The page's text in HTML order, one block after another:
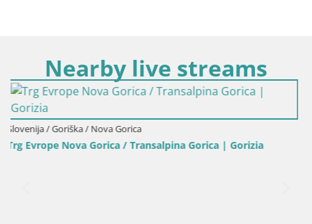
Nearby live streams